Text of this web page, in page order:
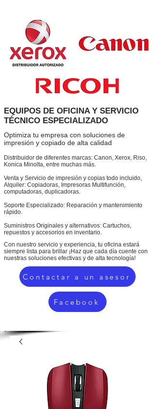
EQUIPOS DE OFICINA Y SERVICIO
TÉCNICO ESPECIALIZADO
Optimiza tu empresa con soluciones de
impresión y copiado de alta calidad
Distribuidor de diferentes marcas: Canon, Xerox, Riso,
Konica Minolta, entre muchas más.
Venta y Servicio de impresión y copias todo incluido,
Alquiler: Copiadoras, Impresoras Multifunción,
computadoras, duplicadoras.
Soporte Especializado: Reparación y mantenimiento
rápido.
Suministros Originales y alternativos: Cartuchos,
repuestos y accesorios en inventario.
Con nuestro servicio y experiencia, tu oficina estará
siempre lista para brillar ¡Haz que cada día cuente con
nuestras soluciones efectivas y de alta tecnología!
Contactar a un asesor
Facebook